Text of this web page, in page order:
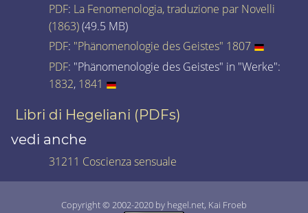
PDF: La Fenomenologia, traduzione par Novelli
(1863)(49.5 MB)
PDF: "Phänomenologie des Geistes" 1807
PDF: "Phänomenologie des Geistes" in "Werke":
1832, 1841
Libri di Hegeliani (PDFs)
vedi anche
31211 Coscienza sensuale
Copyright © 2002-2020 by hegel.net, Kai Froeb